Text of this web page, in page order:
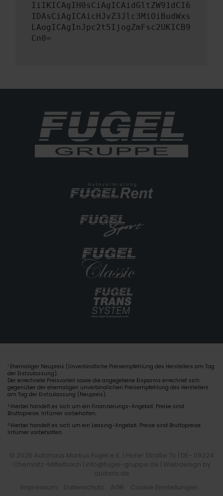
IiIKICAgIH0sCiAgICAidGltZW91dCI6
IDAsCiAgICAicHJvZ3Jlc3MiOiBudWxs
LAogICAgInJpc2t5IjogZmFsc2UKICB9
Cn0=
1 Ehemaliger Neupreis (Unverbindliche Preisempfehlung des Herstellers am Tag
der Erstzulassung).
Der errechnete Preisvorteil sowie die angegebene Ersparnis errechnet sich
gegenüber der ehemaligen unverbindlichen Preisempfehlung des Herstellers
am Tag der Erstzulassung (Neupreis).
2 Hierbei handelt es sich um ein Finanzierungs-Angebot. Preise sind
Bruttopreise. Irrtümer vorbehalten.
3 Hierbei handelt es sich um ein Leasing-Angebot. Preise sind Bruttopreise.
Irrtümer vorbehalten.
© 2026 Autohaus Markus Fugel e.K. | Hofer Straße 7c | DE- 09224
Chemnitz-Mittelbach | info@fugel-gruppe.de | Webdesign by
audaris.de
Impressum
Datenschutz AGB Cookie Einstellungen